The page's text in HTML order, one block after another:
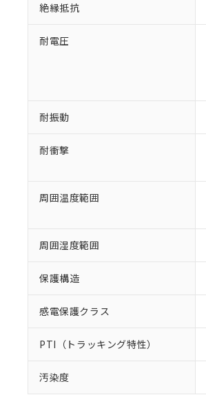
絶縁抵抗
耐電圧
耐振動
耐衝撃
周囲温度範囲
周囲湿度範囲
保護構造
感電保護クラス
PTI（トラッキング特性）
汚染度